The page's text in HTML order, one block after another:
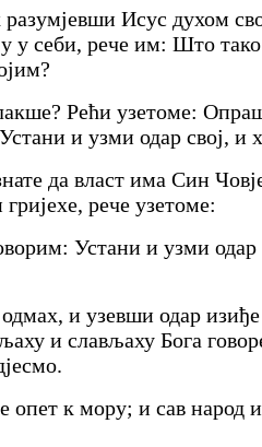
Исус духом
у себи, рече им: Што
Рећи узетоме:
и узми одар свој, и
да власт има Син
рече узетоме:
Устани и узми
и узевши одар
и слављаху Бога
опет к мору; и сав народ